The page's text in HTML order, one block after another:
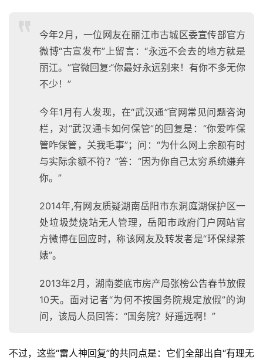
今年2月，一位网友在丽江市古城区委宣传部官方
微博“古宣发布”上留言：“永远不会去的地方就是
丽江。”官微回复:“你最好永远别来！有你不多无你
不少！”
今年1月有人发现，在“武汉通”官网常见问题咨询
栏，对“武汉通卡如何保管”的回复是：“你爱咋保
管咋保管，关我毛事”；问：“为什么网上余额有时
与实际余额不符？”答：“因为你自己太穷系统嫌弃
你。”
2014年,有网友质疑湖南岳阳市东洞庭湖保护区一
处垃圾焚烧站无人管理，岳阳市政府门户网站官
方微博在回应时，称该网友及转发者是“环保绿茶
婊”。
2013年2月，湖南娄底市房产局张榜公告春节放假
10天。面对记者“为何不按国务院规定放假”的询
问，该局人员回答：“国务院？好遥远啊！”
不过，这些“雷人神回复”的共同点是：它们全部出自“有理无